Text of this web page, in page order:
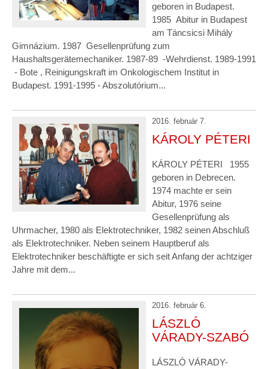
geboren in Budapest.
1985 Abitur in Budapest
am Táncsicsi Mihály
Gimnázium. 1987 Gesellenprüfung zum
Haushaltsgerätemechaniker. 1987-89 -Wehrdienst. 1989-1991
- Bote , Reinigungskraft im Onkologischem Institut in
Budapest. 1991-1995 - Abszolutórium...
2016. február 7.
KÁROLY PÉTERI
KÁROLY PÉTERI 1955
geboren in Debrecen.
1974 machte er sein
Abitur, 1976 seine
Gesellenprüfung als
Uhrmacher, 1980 als Elektrotechniker, 1982 seinen Abschluß
als Elektrotechniker. Neben seinem Hauptberuf als
Elektrotechniker beschäftigte er sich seit Anfang der achtziger
Jahre mit dem...
2016. február 6.
LÁSZLÓ
VÁRADY-SZABÓ
LÁSZLÓ VÁRADY-